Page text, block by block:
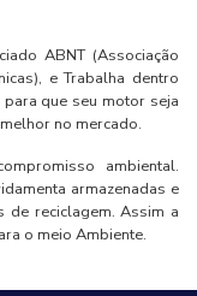
ABNT (Associação
e Trabalha dentro
que seu motor seja
no mercado.
ambiental.
armazenadas e
de reciclagem. Assim a
o meio Ambiente.